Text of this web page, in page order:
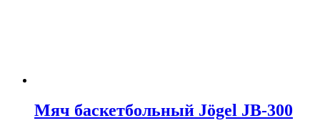
Мяч баскетбольный Jögel JB-300